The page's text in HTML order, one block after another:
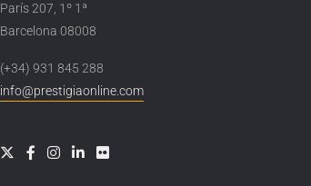
París 207, 1º 1ª
Barcelona 08008
(+34) 931 845 288
info@prestigiaonline.com